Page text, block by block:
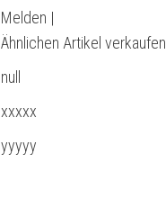
Melden |
Ähnlichen Artikel verkaufen
null
xxxxx
yyyyy